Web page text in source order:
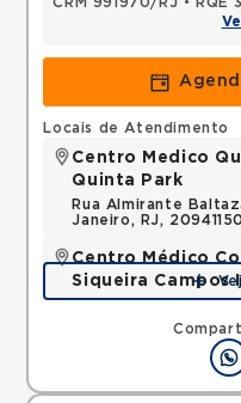
Locais de Atendimento
Centro Medico
Quinta Park
Rua Almirante
Janeiro, RJ,
Centro Médico
Siqueira Campos
Rua Siqueira
RJ, 22031071 •